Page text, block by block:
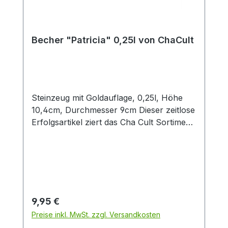
Becher "Patricia" 0,25l von ChaCult
Steinzeug mit Goldauflage, 0,25l, Höhe
10,4cm, Durchmesser 9cm Dieser zeitlose
Erfolgsartikel ziert das Cha Cult Sortiment
Oberflächenveredelungen wie die
glänzende Goldauflage und die belebende
Tupftechnik sorgen für visuelle
Regulärer Preis:
9,95 €
Preise inkl. MwSt. zzgl. Versandkosten